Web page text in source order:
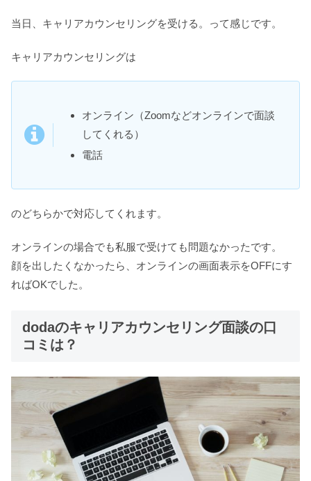
当日、キャリアカウンセリングを受ける。って感じです。
キャリアカウンセリングは
オンライン（Zoomなどオンラインで面談
してくれる）
電話
のどちらかで対応してくれます。
オンラインの場合でも私服で受けても問題なかったです。
顔を出したくなかったら、オンラインの画面表示をOFFにす
ればOKでした。
dodaのキャリアカウンセリング面談の口
コミは？